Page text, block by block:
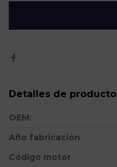
Detalles de producto
OEM:
Año fabricación
Código motor